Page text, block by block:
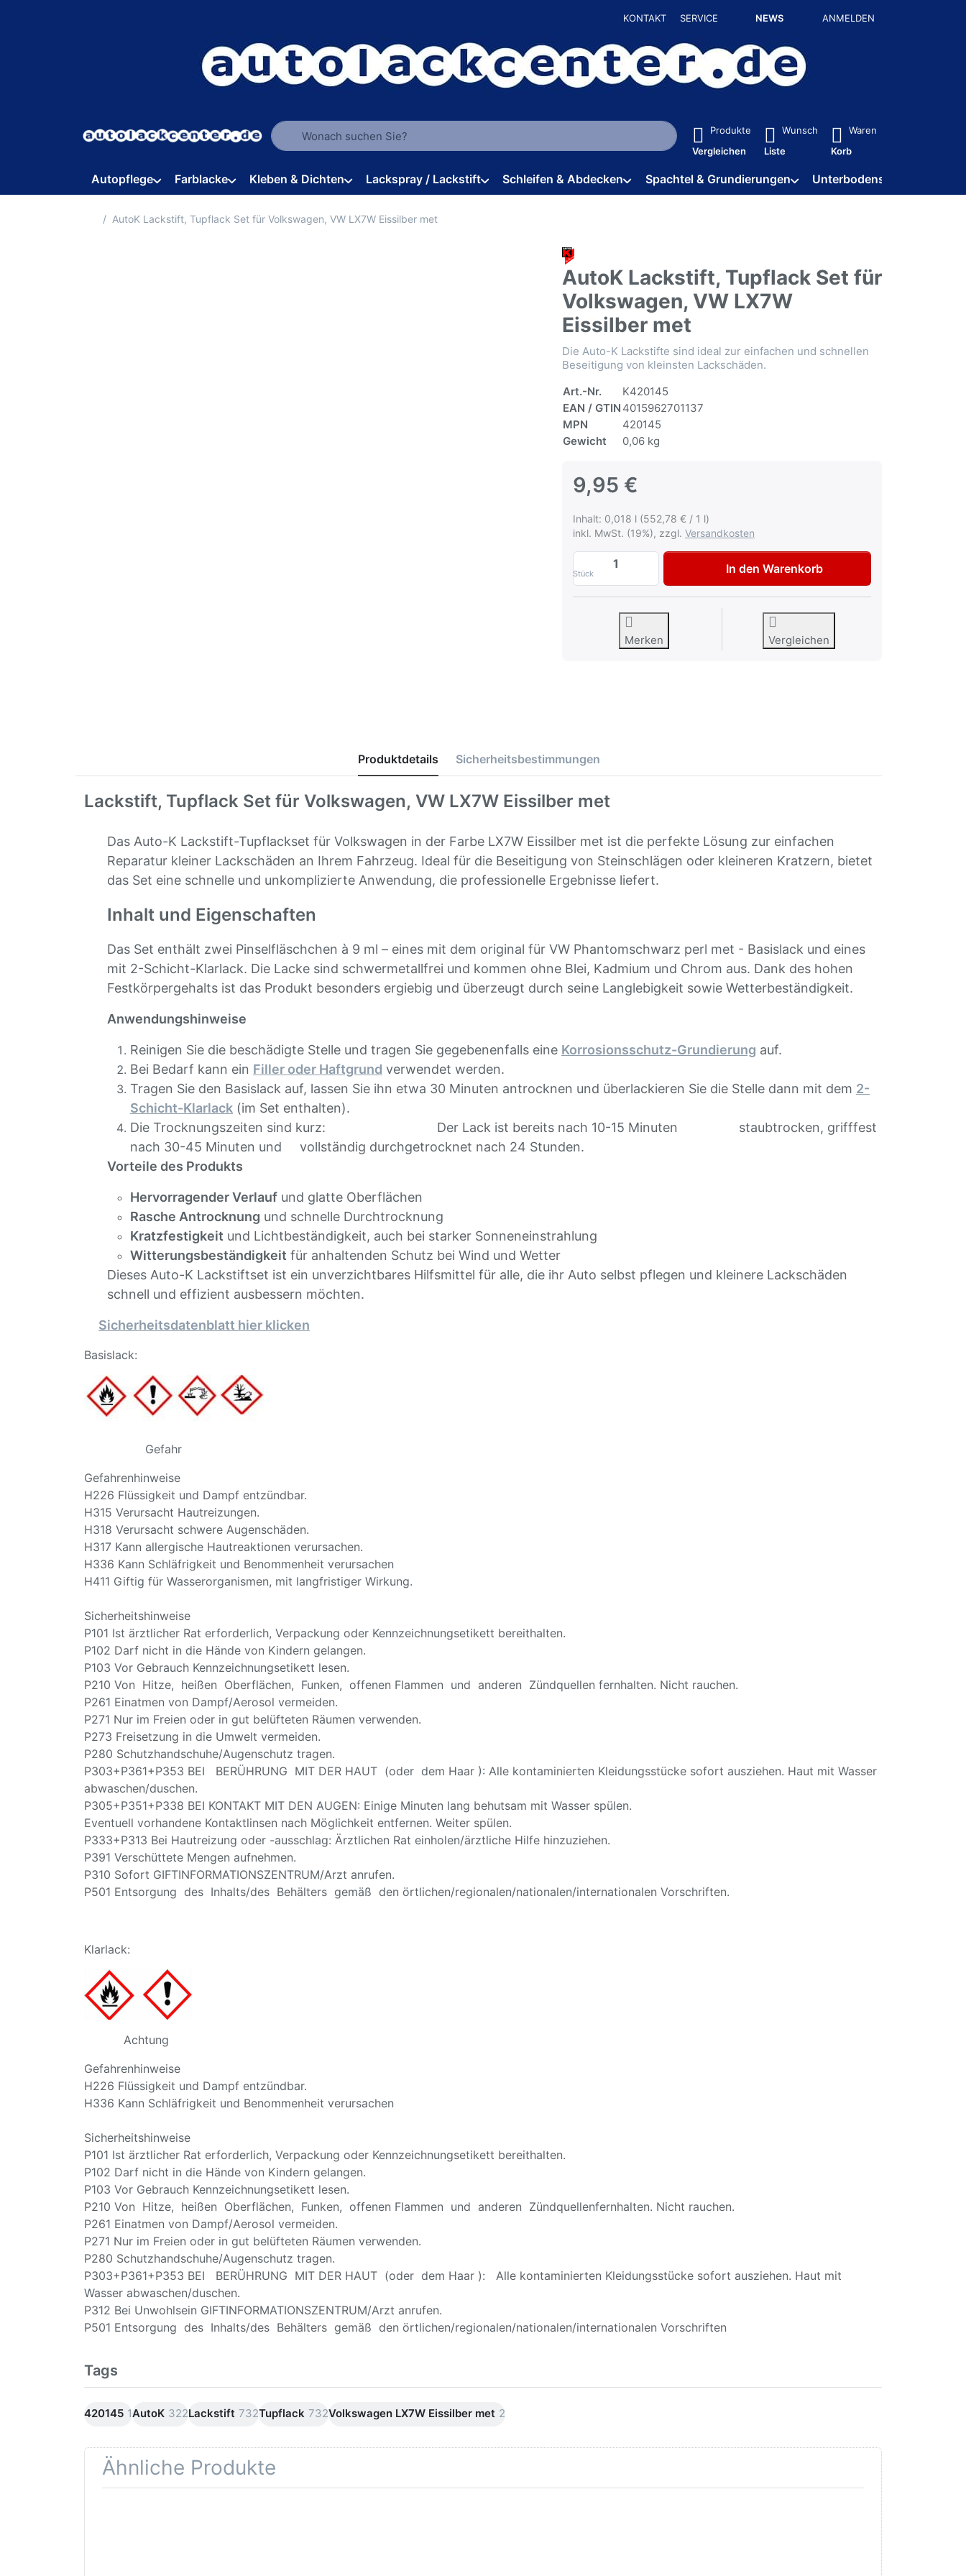
KONTAKT SERVICE NEWS ANMELDEN
Geben Sie einen Suchbegriff ein. Während Sie tippen, erscheinen automatisch erste Ergebnisse. Drücken Sie die Eingabetaste, um alle
Produkte
Vergleichen
Wunsch
Liste
Waren
Korb
Autopflege Farblacke Kleben & Dichten Lackspray / Lackstift Schleifen & Abdecken Spachtel & Grundierungen Unterbodenschutz / HV
Startseite
AutoK Lackstift, Tupflack Set für Volkswagen, VW LX7W Eissilber met
AutoK Lackstift, Tupflack Set für
Volkswagen, VW LX7W
Eissilber met
Die Auto-K Lackstifte sind ideal zur einfachen und schnellen
Beseitigung von kleinsten Lackschäden.
Art.-Nr.
K420145
EAN / GTIN 4015962701137
MPN
420145
Gewicht
0,06 kg
9,95 €
Inhalt: 0,018 l (552,78 € / 1 l)
inkl. MwSt. (19%), zzgl. Versandkosten
Stück
AutoK Lackstift, Tupflack Set für Volkswagen, VW LX7W
In den Warenkorb
Merken Vergleichen
Produktdetails Sicherheitsbestimmungen
Lackstift, Tupflack Set für Volkswagen, VW LX7W Eissilber met
Das Auto-K Lackstift-Tupflackset für Volkswagen in der Farbe LX7W Eissilber met ist die perfekte Lösung zur einfachen
Reparatur kleiner Lackschäden an Ihrem Fahrzeug. Ideal für die Beseitigung von Steinschlägen oder kleineren Kratzern, bietet
das Set eine schnelle und unkomplizierte Anwendung, die professionelle Ergebnisse liefert.
Inhalt und Eigenschaften
Das Set enthält zwei Pinselfläschchen à 9 ml – eines mit dem original für VW Phantomschwarz perl met - Basislack und eines
mit 2-Schicht-Klarlack. Die Lacke sind schwermetallfrei und kommen ohne Blei, Kadmium und Chrom aus. Dank des hohen
Festkörpergehalts ist das Produkt besonders ergiebig und überzeugt durch seine Langlebigkeit sowie Wetterbeständigkeit.
Anwendungshinweise
Reinigen Sie die beschädigte Stelle und tragen Sie gegebenenfalls eine Korrosionsschutz-Grundierung auf.
Bei Bedarf kann ein Filler oder Haftgrund verwendet werden.
Tragen Sie den Basislack auf, lassen Sie ihn etwa 30 Minuten antrocknen und überlackieren Sie die Stelle dann mit dem 2-
Schicht-Klarlack (im Set enthalten).
Die Trocknungszeiten sind kurz: Der Lack ist bereits nach 10-15 Minuten staubtrocken, grifffest
nach 30-45 Minuten und vollständig durchgetrocknet nach 24 Stunden.
Vorteile des Produkts
Hervorragender Verlauf und glatte Oberflächen
Rasche Antrocknung und schnelle Durchtrocknung
Kratzfestigkeit und Lichtbeständigkeit, auch bei starker Sonneneinstrahlung
Witterungsbeständigkeit für anhaltenden Schutz bei Wind und Wetter
Dieses Auto-K Lackstiftset ist ein unverzichtbares Hilfsmittel für alle, die ihr Auto selbst pflegen und kleinere Lackschäden
schnell und effizient ausbessern möchten.
Sicherheitsdatenblatt hier klicken
Basislack:
Gefahr
Gefahrenhinweise
H226 Flüssigkeit und Dampf entzündbar.
H315 Verursacht Hautreizungen.
H318 Verursacht schwere Augenschäden.
H317 Kann allergische Hautreaktionen verursachen.
H336 Kann Schläfrigkeit und Benommenheit verursachen
H411 Giftig für Wasserorganismen, mit langfristiger Wirkung.
Sicherheitshinweise
P101 Ist ärztlicher Rat erforderlich, Verpackung oder Kennzeichnungsetikett bereithalten.
P102 Darf nicht in die Hände von Kindern gelangen.
P103 Vor Gebrauch Kennzeichnungsetikett lesen.
P210 Von Hitze, heißen Oberflächen, Funken, offenen Flammen und anderen Zündquellen fernhalten. Nicht rauchen.
P261 Einatmen von Dampf/Aerosol vermeiden.
P271 Nur im Freien oder in gut belüfteten Räumen verwenden.
P273 Freisetzung in die Umwelt vermeiden.
P280 Schutzhandschuhe/Augenschutz tragen.
P303+P361+P353 BEI BERÜHRUNG MIT DER HAUT (oder dem Haar ): Alle kontaminierten Kleidungsstücke sofort ausziehen. Haut mit Wasser
abwaschen/duschen.
P305+P351+P338 BEI KONTAKT MIT DEN AUGEN: Einige Minuten lang behutsam mit Wasser spülen.
Eventuell vorhandene Kontaktlinsen nach Möglichkeit entfernen. Weiter spülen.
P333+P313 Bei Hautreizung oder -ausschlag: Ärztlichen Rat einholen/ärztliche Hilfe hinzuziehen.
P391 Verschüttete Mengen aufnehmen.
P310 Sofort GIFTINFORMATIONSZENTRUM/Arzt anrufen.
P501 Entsorgung des Inhalts/des Behälters gemäß den örtlichen/regionalen/nationalen/internationalen Vorschriften.
Klarlack:
Achtung
Gefahrenhinweise
H226 Flüssigkeit und Dampf entzündbar.
H336 Kann Schläfrigkeit und Benommenheit verursachen
Sicherheitshinweise
P101 Ist ärztlicher Rat erforderlich, Verpackung oder Kennzeichnungsetikett bereithalten.
P102 Darf nicht in die Hände von Kindern gelangen.
P103 Vor Gebrauch Kennzeichnungsetikett lesen.
P210 Von Hitze, heißen Oberflächen, Funken, offenen Flammen und anderen Zündquellenfernhalten. Nicht rauchen.
P261 Einatmen von Dampf/Aerosol vermeiden.
P271 Nur im Freien oder in gut belüfteten Räumen verwenden.
P280 Schutzhandschuhe/Augenschutz tragen.
P303+P361+P353 BEI BERÜHRUNG MIT DER HAUT (oder dem Haar ): Alle kontaminierten Kleidungsstücke sofort ausziehen. Haut mit
Wasser abwaschen/duschen.
P312 Bei Unwohlsein GIFTINFORMATIONSZENTRUM/Arzt anrufen.
P501 Entsorgung des Inhalts/des Behälters gemäß den örtlichen/regionalen/nationalen/internationalen Vorschriften
Tags
420145 1AutoK 322Lackstift 732Tupflack 732Volkswagen LX7W Eissilber met 2
Ähnliche Produkte